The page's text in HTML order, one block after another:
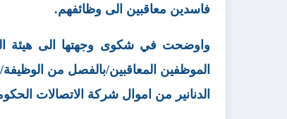
فاسدين معاقبين الى وظائفهم.
واوضحت في شكوى وجهتها الى هيئة
الموظفين المعاقبين/بالفصل من
الدنانير من اموال شركة الاتصالات